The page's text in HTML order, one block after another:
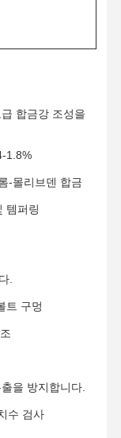
VR 쇼
합금강 조성을
1.8%
-몰리브덴 합금
템퍼링
.
트 구멍
을 방지합니다.
수 검사